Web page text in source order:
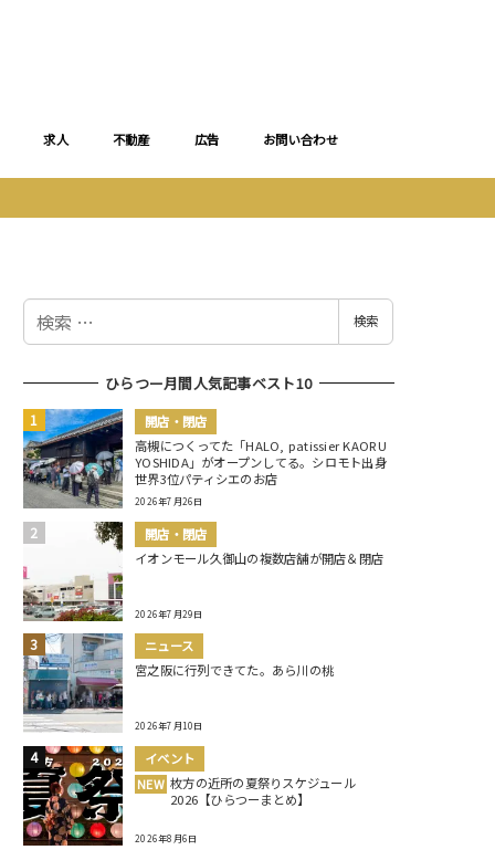
求人 不動産 広告 お問い合わせ
検
検索
ひらつー月間人気記事ベスト10
開店・閉店
高槻につくってた「HALO, patissier KAORU
YOSHIDA」がオープンしてる。シロモト出身
世界3位パティシエのお店
2026年7月26日
開店・閉店
イオンモール久御山の複数店舗が開店＆閉店
2026年7月29日
ニュース
宮之阪に行列できてた。あら川の桃
2026年7月10日
イベント
NEW 枚方の近所の夏祭りスケジュール
2026【ひらつーまとめ】
2026年8月6日